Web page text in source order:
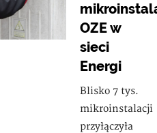
OZE w
sieci
Energi
Blisko 7 tys.
mikroinstalacji
przyłączyła